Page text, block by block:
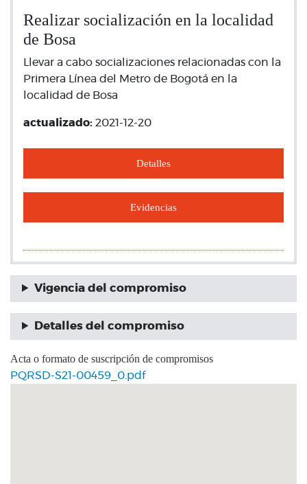
Realizar socialización en la localidad
de Bosa
Llevar a cabo socializaciones relacionadas con la
Primera Línea del Metro de Bogotá en la
localidad de Bosa
actualizado: 2021-12-20
Detalles
Evidencias
Vigencia del compromiso
Detalles del compromiso
Acta o formato de suscripción de compromisos
PQRSD-S21-00459_0.pdf